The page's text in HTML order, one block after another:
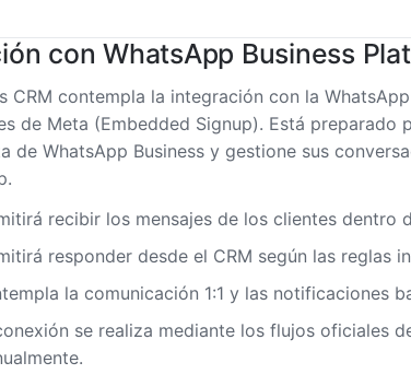
con WhatsApp Business
CRM contempla la integración con la
de Meta (Embedded Signup). Está preparado
de WhatsApp Business y gestione sus
recibir los mensajes de los clientes dentro
responder desde el CRM según las reglas
la comunicación 1:1 y las notificaciones
se realiza mediante los flujos oficiales